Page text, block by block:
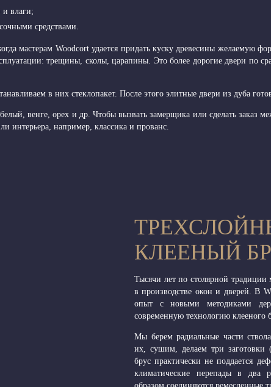
и влаги;
средствами.
мастерам Woodcort удается придать куску древесины желаемую
трещины, сколы, царапины. Это более дорогие двери по
в них стеклопакет. После этого элитные двери из дуба
венге, орех и др. Чтобы вызвать замерщика или сделать заказ
интерьера, например, классика и прованс.
КЛЕЕНЫЙ
Тысячи лет по столярной традиции
в производстве окон и дверей. В
опыт с новыми методиками
современную технологию клееного
Мы берем радиальные части
их, сушим, делаем три заготовки
брус практически не поддается
климатические перепады в два